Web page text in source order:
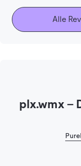
Alle
plx.wmx –